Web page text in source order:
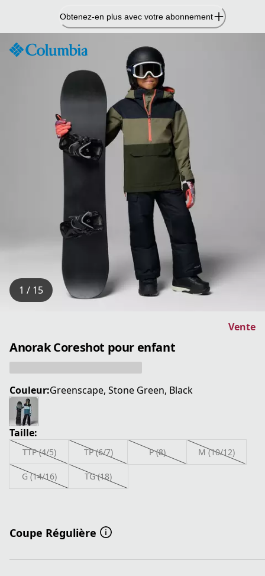
contenu
Obtenez-en plus avec votre abonnement
1 / 15
Vente
Anorak Coreshot pour enfant
Couleur:Greenscape, Stone Green, Black
Taille:
TTP (4/5) TP (6/7) P (8) M (10/12)
G (14/16) TG (18)
Coupe Régulière